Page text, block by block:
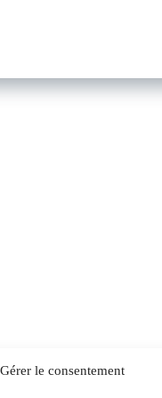
Gérer le consentement